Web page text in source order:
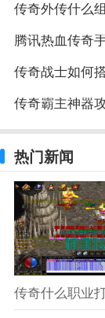
传奇外传什么
腾讯热血传奇
传奇战士如何
传奇霸主神器
热门新闻